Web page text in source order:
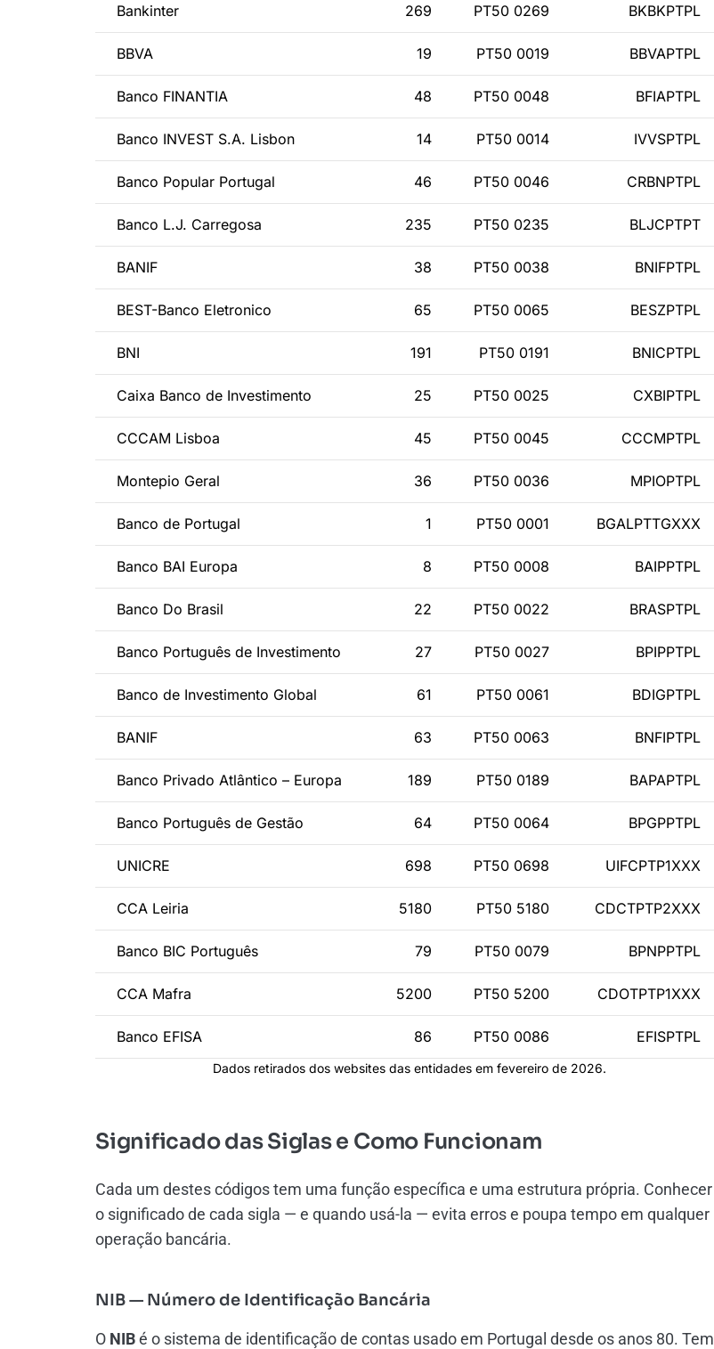
Bankinter 269 PT50 0269 BKBKPTPL
BBVA 19 PT50 0019 BBVAPTPL
Banco FINANTIA 48 PT50 0048 BFIAPTPL
Banco INVEST S.A. Lisbon 14 PT50 0014 IVVSPTPL
Banco Popular Portugal 46 PT50 0046 CRBNPTPL
Banco L.J. Carregosa 235 PT50 0235 BLJCPTPT
BANIF 38 PT50 0038 BNIFPTPL
BEST-Banco Eletronico 65 PT50 0065 BESZPTPL
BNI 191 PT50 0191 BNICPTPL
Caixa Banco de Investimento 25 PT50 0025 CXBIPTPL
CCCAM Lisboa 45 PT50 0045 CCCMPTPL
Montepio Geral 36 PT50 0036 MPIOPTPL
Banco de Portugal 1 PT50 0001 BGALPTTGXXX
Banco BAI Europa 8 PT50 0008 BAIPPTPL
Banco Do Brasil 22 PT50 0022 BRASPTPL
Banco Português de Investimento 27 PT50 0027 BPIPPTPL
Banco de Investimento Global 61 PT50 0061 BDIGPTPL
BANIF 63 PT50 0063 BNFIPTPL
Banco Privado Atlântico – Europa 189 PT50 0189 BAPAPTPL
Banco Português de Gestão 64 PT50 0064 BPGPPTPL
UNICRE 698 PT50 0698 UIFCPTP1XXX
CCA Leiria 5180 PT50 5180 CDCTPTP2XXX
Banco BIC Português 79 PT50 0079 BPNPPTPL
CCA Mafra 5200 PT50 5200 CDOTPTP1XXX
Banco EFISA 86 PT50 0086 EFISPTPL
Dados retirados dos websites das entidades em fevereiro de 2026.
Significado das Siglas e Como Funcionam
Cada um destes códigos tem uma função específica e uma estrutura própria. Conhecer
o significado de cada sigla — e quando usá-la — evita erros e poupa tempo em qualquer
operação bancária.
NIB — Número de Identificação Bancária
O NIBé o sistema de identificação de contas usado em Portugal desde os anos 80. Tem